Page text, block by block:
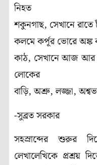
নিহত
শকুনগাছ, সেখানে রাতে
কলমে কর্পূর ভোরে অঙ্ক
কাঠ, সেখানে আজ আর
লোকের
বাড়ি, অশ্রু, লজ্জা,
-সুব্রত সরকার
সহস্রাব্দের শুরুর
লেখালেখিকে প্রশ্রয়